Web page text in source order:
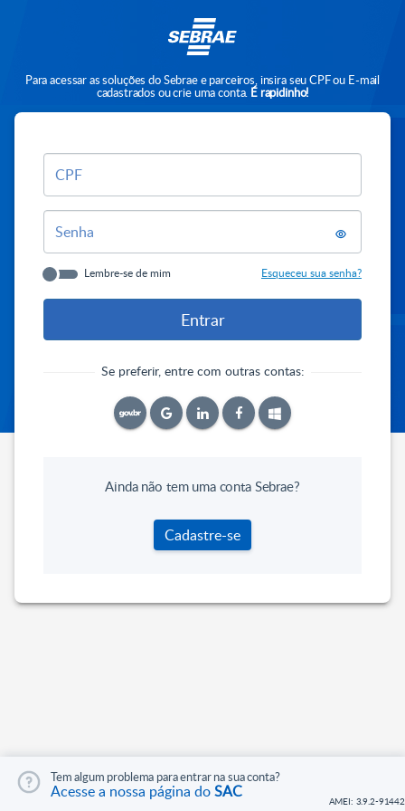
Para acessar as soluções do Sebrae e parceiros, insira seu CPF ou E-mail
cadastrados ou crie uma conta. É rapidinho!
CPF
Senha
Lembre-se de mim Esqueceu sua senha?
Se preferir, entre com outras contas:
Tem algum problema para entrar na sua conta?
Acesse a nossa página doSAC
Ainda não tem uma conta Sebrae?
Cadastre-se
AMEI: 3.9.2-91442